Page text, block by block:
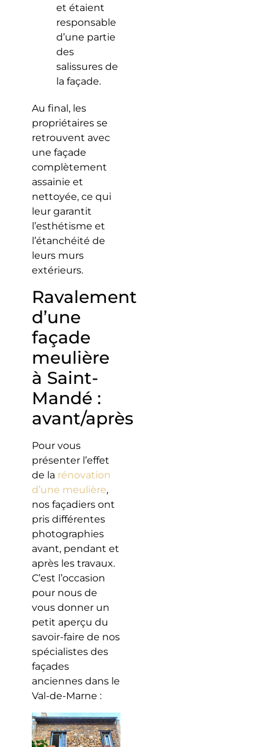
et étaient
responsable
d’une partie
des
salissures de
la façade.
Au final, les
propriétaires se
retrouvent avec
une façade
complètement
assainie et
nettoyée, ce qui
leur garantit
l’esthétisme et
l’étanchéité de
leurs murs
extérieurs.
Ravalement
d’une
façade
meulière
à Saint-
Mandé :
avant/après
Pour vous
présenter l’effet
de la rénovation
d’une meulière,
nos façadiers ont
pris différentes
photographies
avant, pendant et
après les travaux.
C’est l’occasion
pour nous de
vous donner un
petit aperçu du
savoir-faire de nos
spécialistes des
façades
anciennes dans le
Val-de-Marne :